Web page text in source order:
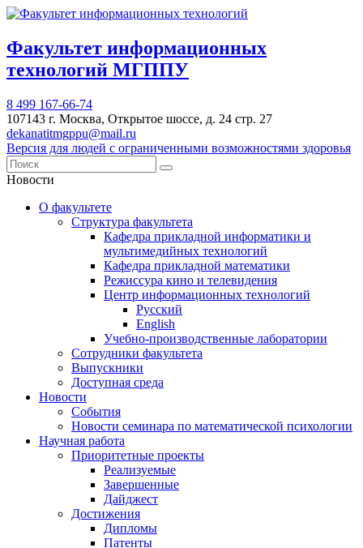
Факультет информационных
технологий МГППУ
8 499 167-66-74
107143 г. Москва, Открытое шоссе, д. 24 стр. 27
dekanatitmgppu@mail.ru
Версия для людей с ограниченными возможностями здоровья
Новости
О факультете
Структура факультета
Кафедра прикладной информатики и
мультимедийных технологий
Кафедра прикладной математики
Режиссура кино и телевидения
Центр информационных технологий
Русский
English
Учебно-производственные лаборатории
Сотрудники факультета
Выпускники
Доступная среда
Новости
События
Новости семинара по математической психологии
Научная работа
Приоритетные проекты
Реализуемые
Завершенные
Дайджест
Достижения
Дипломы
Патенты